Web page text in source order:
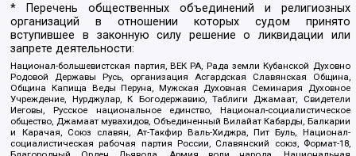
* Перечень общественных объединений и религиозных
организаций в отношении которых судом принято
вступившее в законную силу решение о ликвидации или
запрете деятельности:
Национал-большевистская партия, ВЕК РА, Рада земли Кубанской Духовно
Родовой Державы Русь, организация Асгардская Славянская Община,
Община Капища Веды Перуна, Мужская Духовная Семинария Духовное
Учреждение, Нурджулар, К Богодержавию, Таблиги Джамаат, Свидетели
Иеговы, Русское национальное единство, Национал-социалистическое
общество, Джамаат мувахидов, Объединенный Вилайат Кабарды, Балкарии
и Карачая, Союз славян, Ат-Такфир Валь-Хиджра, Пит Буль, Национал-
социалистическая рабочая партия России, Славянский союз, Формат-18,